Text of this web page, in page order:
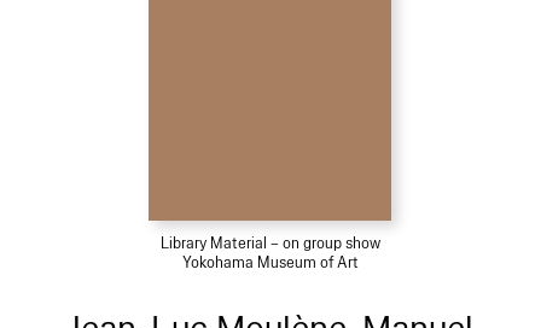
Library Material – on group show
Yokohama Museum of Art